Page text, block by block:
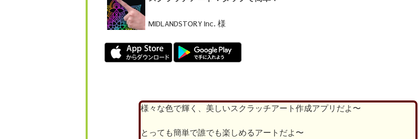
MIDLANDSTORY Inc. 様
様々な色で輝く、美しいスクラッチアート作成アプリだよ〜
とっても簡単で誰でも楽しめるアートだよ〜